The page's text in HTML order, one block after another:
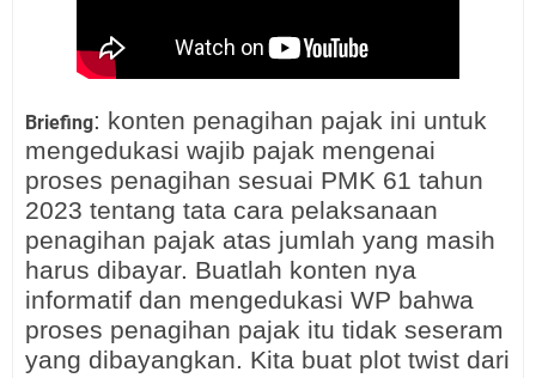
Briefing: konten penagihan pajak ini untuk
mengedukasi wajib pajak mengenai
proses penagihan sesuai PMK 61 tahun
2023 tentang tata cara pelaksanaan
penagihan pajak atas jumlah yang masih
harus dibayar. Buatlah konten nya
informatif dan mengedukasi WP bahwa
proses penagihan pajak itu tidak seseram
yang dibayangkan. Kita buat plot twist dari